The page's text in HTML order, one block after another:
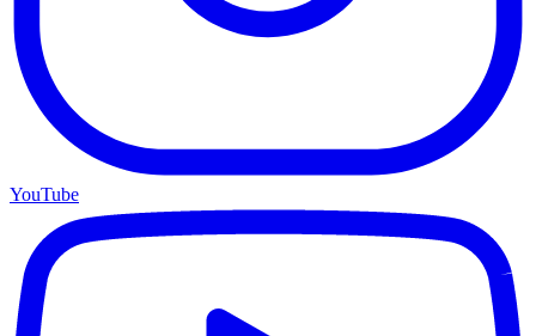
YouTube